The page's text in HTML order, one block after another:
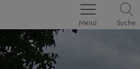
Menü Suche